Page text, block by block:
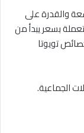
والقدرة على
بسعر يبدأ من
ومن أهم خصائص تويوتا
الجماعية.